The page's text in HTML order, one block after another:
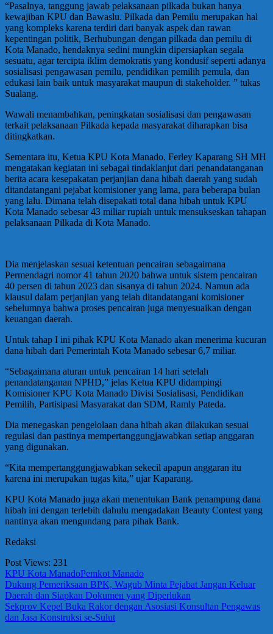
“Pasalnya, tanggung jawab pelaksanaan pilkada bukan hanya
kewajiban KPU dan Bawaslu. Pilkada dan Pemilu merupakan hal
yang kompleks karena terdiri dari banyak aspek dan rawan
kepentingan politik, Berhubungan dengan pilkada dan pemilu di
Kota Manado, hendaknya sedini mungkin dipersiapkan segala
sesuatu, agar tercipta iklim demokratis yang kondusif seperti adanya
sosialisasi pengawasan pemilu, pendidikan pemilih pemula, dan
edukasi lain baik untuk masyarakat maupun di stakeholder. ” tukas
Sualang.
Wawali menambahkan, peningkatan sosialisasi dan pengawasan
terkait pelaksanaan Pilkada kepada masyarakat diharapkan bisa
ditingkatkan.
Sementara itu, Ketua KPU Kota Manado, Ferley Kaparang SH MH
mengatakan kegiatan ini sebagai tindaklanjut dari penandatanganan
berita acara kesepakatan perjanjian dana hibah daerah yang sudah
ditandatangani pejabat komisioner yang lama, para beberapa bulan
yang lalu. Dimana telah disepakati total dana hibah untuk KPU
Kota Manado sebesar 43 miliar rupiah untuk mensukseskan tahapan
pelaksanaan Pilkada di Kota Manado.
Dia menjelaskan sesuai ketentuan pencairan sebagaimana
Permendagri nomor 41 tahun 2020 bahwa untuk sistem pencairan
40 persen di tahun 2023 dan sisanya di tahun 2024. Namun ada
klausul dalam perjanjian yang telah ditandatangani komisioner
sebelumnya bahwa proses pencairan juga menyesuaikan dengan
keuangan daerah.
Untuk tahap I ini pihak KPU Kota Manado akan menerima kucuran
dana hibah dari Pemerintah Kota Manado sebesar 6,7 miliar.
“Sebagaimana aturan untuk pencairan 14 hari setelah
penandatanganan NPHD,” jelas Ketua KPU didampingi
Komisioner KPU Kota Manado Divisi Sosialisasi, Pendidikan
Pemilih, Partisipasi Masyarakat dan SDM, Ramly Pateda.
Dia menegaskan pengelolaan dana hibah akan dilakukan sesuai
regulasi dan pastinya mempertanggungjawabkan setiap anggaran
yang digunakan.
“Kita mempertanggungjawabkan sekecil apapun anggaran itu
karena ini merupakan tugas kita,” ujar Kaparang.
KPU Kota Manado juga akan menentukan Bank penampung dana
hibah ini dengan terlebih dahulu mengadakan Beauty Contest yang
nantinya akan mengundang para pihak Bank.
Redaksi
Post Views: 231
KPU Kota ManadoPemkot Manado
Navigasi
pos
Previous
Post:
Dukung Pemeriksaan BPK, Wagub Minta Pejabat Jangan Keluar
Daerah dan Siapkan Dokumen yang Diperlukan
Next
Post:
Sekprov Kepel Buka Rakor dengan Asosiasi Konsultan Pengawas
dan Jasa Konstruksi se-Sulut